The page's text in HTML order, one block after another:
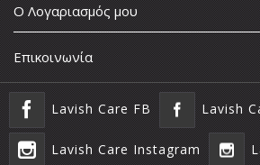
Ο Λογαριασμός μου
Επικοινωνία
Lavish Care FB Lavish
Lavish Care Instagram